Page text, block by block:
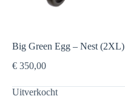
Big Green Egg – Nest (2XL)
€ 350,00
Uitverkocht